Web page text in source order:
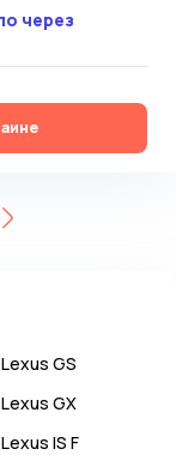
через
Lexus GS
Lexus GX
Lexus IS F